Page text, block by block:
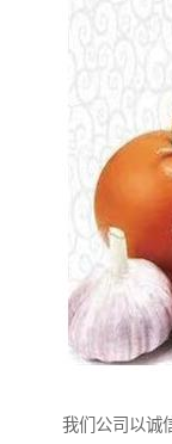
我们公司以诚